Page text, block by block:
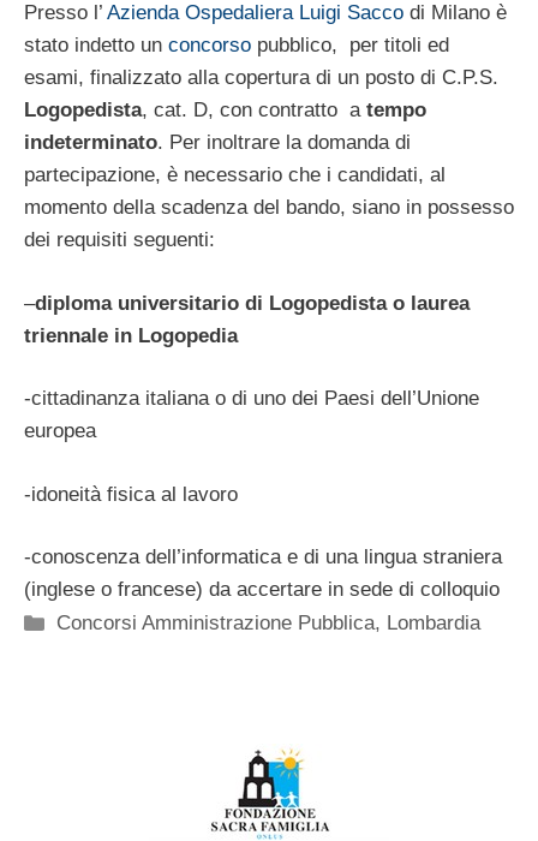
Presso l’ Azienda Ospedaliera Luigi Sacco di Milano è
stato indetto un concorso pubblico, per titoli ed
esami, finalizzato alla copertura di un posto di C.P.S.
Logopedista, cat. D, con contratto a tempo
indeterminato. Per inoltrare la domanda di
partecipazione, è necessario che i candidati, al
momento della scadenza del bando, siano in possesso
dei requisiti seguenti:
–diploma universitario di Logopedista o laurea
triennale in Logopedia
-cittadinanza italiana o di uno dei Paesi dell’Unione
europea
-idoneità fisica al lavoro
-conoscenza dell’informatica e di una lingua straniera
(inglese o francese) da accertare in sede di colloquio
Categorie
Concorsi Amministrazione Pubblica, Lombardia